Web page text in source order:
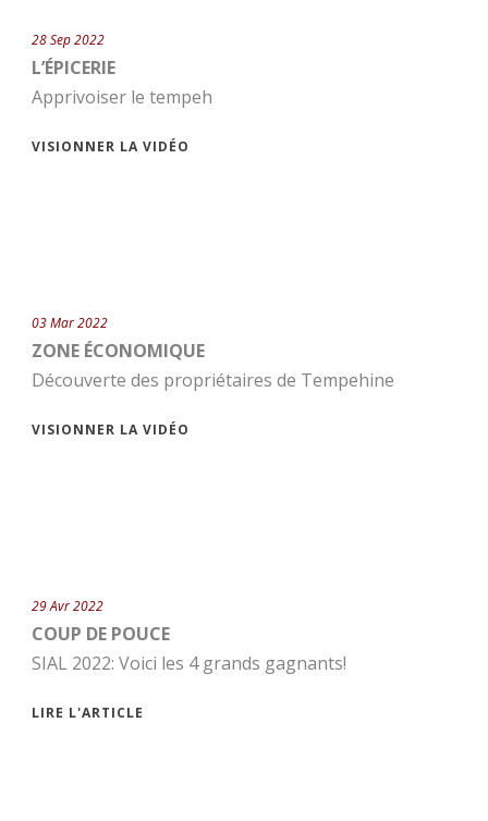
28 Sep 2022
L’ÉPICERIE
Apprivoiser le tempeh
VISIONNER LA VIDÉO
03 Mar 2022
ZONE ÉCONOMIQUE
Découverte des propriétaires de Tempehine
VISIONNER LA VIDÉO
29 Avr 2022
COUP DE POUCE
SIAL 2022: Voici les 4 grands gagnants!
LIRE L'ARTICLE